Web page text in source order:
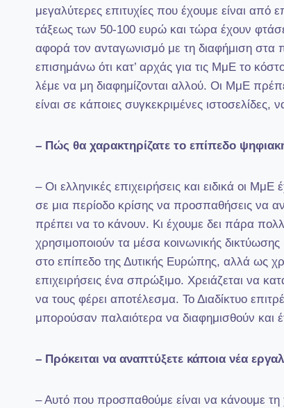
μεγαλύτερες επιτυχίες που έχουμε είναι από
τάξεως των 50-100 ευρώ και τώρα έχουν
αφορά τον ανταγωνισμό με τη διαφήμιση
επισημάνω ότι κατ’ αρχάς για τις ΜμΕ το
λέμε να μη διαφημίζονται αλλού. Οι ΜμΕ
είναι σε κάποιες συγκεκριμένες ιστοσελίδες,
– Πώς θα χαρακτηρίζατε το επίπεδο
– Οι ελληνικές επιχειρήσεις και ειδικά οι
σε μια περίοδο κρίσης να προσπαθήσεις να
πρέπει να το κάνουν. Κι έχουμε δει πάρα
χρησιμοποιούν τα μέσα κοινωνικής
στο επίπεδο της Δυτικής Ευρώπης, αλλά ως
επιχειρήσεις ένα σπρώξιμο. Χρειάζεται να
να τους φέρει αποτέλεσμα. Το Διαδίκτυο
μπορούσαν παλαιότερα να διαφημισθούν
– Πρόκειται να αναπτύξετε κάποια νέα
– Αυτό που προσπαθούμε είναι να κάνουμε